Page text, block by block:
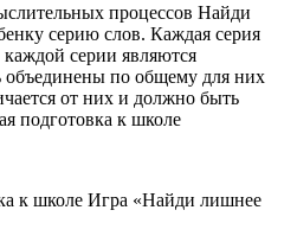
процессов Найди
серию слов. Каждая серия
каждой серии являются
по общему для них
от них и должно быть
подготовка к школе
к школе Игра «Найди лишнее